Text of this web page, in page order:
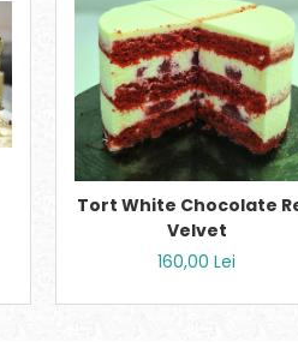
Tort White Chocolate
Velvet
160,00 Lei